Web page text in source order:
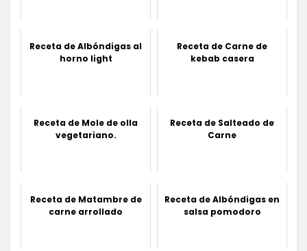
Receta de Albóndigas al
horno light
Receta de Carne de
kebab casera
Receta de Mole de olla
vegetariano.
Receta de Salteado de
Carne
Receta de Matambre de
carne arrollado
Receta de Albóndigas en
salsa pomodoro